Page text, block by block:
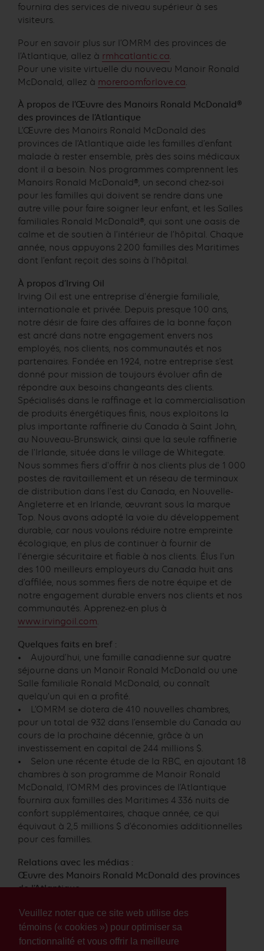
Veuillez noter que ce site web utilise des
témoins (« cookies ») pour optimiser sa
fonctionnalité et vous offrir la meilleure
fournira des services de niveau supérieur à ses
visiteurs.
Pour en savoir plus sur l’OMRM des provinces de
l’Atlantique, allez à rmhcatlantic.ca
Pour une visite virtuelle du nouveau Manoir Ronald
McDonald, allez à moreroomforlove.ca
À propos de l’Œuvre des Manoirs Ronald McDonald®
des provinces de l’Atlantique
L’Œuvre des Manoirs Ronald McDonald des
provinces de l’Atlantique aide les familles d’enfant
malade à rester ensemble, près des soins médicaux
dont il a besoin. Nos programmes comprennent les
Manoirs Ronald McDonald®, un second chez-soi
pour les familles qui doivent se rendre dans une
autre ville pour faire soigner leur enfant, et les Salles
familiales Ronald McDonald®, qui sont une oasis de
calme et de soutien à l’intérieur de l’hôpital. Chaque
année, nous appuyons 2 200 familles des Maritimes
dont l’enfant reçoit des soins à l’hôpital.
À propos d’Irving Oil
Irving Oil est une entreprise d'énergie familiale,
internationale et privée. Depuis presque 100 ans,
notre désir de faire des affaires de la bonne façon
est ancré dans notre engagement envers nos
employés, nos clients, nos communautés et nos
partenaires. Fondée en 1924, notre entreprise s’est
donné pour mission de toujours évoluer afin de
répondre aux besoins changeants des clients.
Spécialisés dans le raffinage et la commercialisation
de produits énergétiques finis, nous exploitons la
plus importante raffinerie du Canada à Saint John,
au Nouveau-Brunswick, ainsi que la seule raffinerie
de l'Irlande, située dans le village de Whitegate.
Nous sommes fiers d'offrir à nos clients plus de 1 000
postes de ravitaillement et un réseau de terminaux
de distribution dans l'est du Canada, en Nouvelle-
Angleterre et en Irlande, œuvrant sous la marque
Top. Nous avons adopté la voie du développement
durable, car nous voulons réduire notre empreinte
écologique, en plus de continuer à fournir de
l'énergie sécuritaire et fiable à nos clients. Élus l’un
des 100 meilleurs employeurs du Canada huit ans
d’affilée, nous sommes fiers de notre équipe et de
notre engagement durable envers nos clients et nos
communautés. Apprenez-en plus à
www.irvingoil.com.
Quelques faits en bref :
• Aujourd’hui, une famille canadienne sur quatre
séjourne dans un Manoir Ronald McDonald ou une
Salle familiale Ronald McDonald, ou connaît
quelqu’un qui en a profité.
• L’OMRM se dotera de 410 nouvelles chambres,
pour un total de 932 dans l’ensemble du Canada au
cours de la prochaine décennie, grâce à un
investissement en capital de 244 millions $.
• Selon une récente étude de la RBC, en ajoutant 18
chambres à son programme de Manoir Ronald
McDonald, l’OMRM des provinces de l’Atlantique
fournira aux familles des Maritimes 4 336 nuits de
confort supplémentaires, chaque année, ce qui
équivaut à 2,5 millions $ d’économies additionnelles
pour ces familles.
Relations avec les médias :
Œuvre des Manoirs Ronald McDonald des provinces
de l’Atlantique
Cheffe de la direction
902.222.5559
lori@rmhcatlantic.ca